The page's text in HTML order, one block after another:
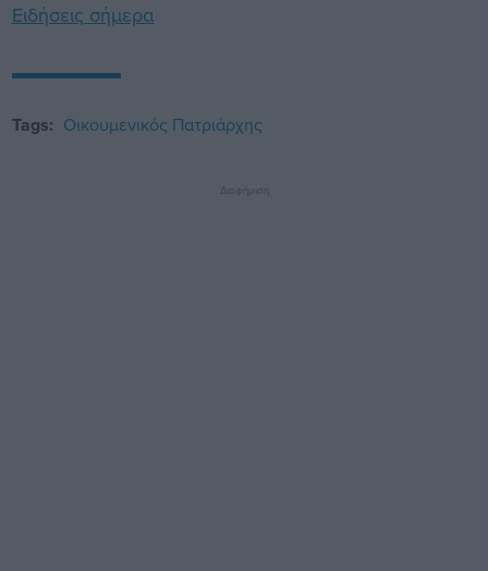
Ειδήσεις σήμερα
Tags: Οικουμενικός Πατριάρχης
Διαφήμιση